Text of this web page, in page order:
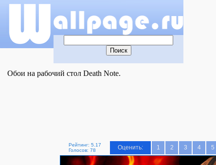
Обои на рабочий стол Death Note.
Рейтинг: 5.17
Голосов: 78
Оценить: 1 2 3 4 5